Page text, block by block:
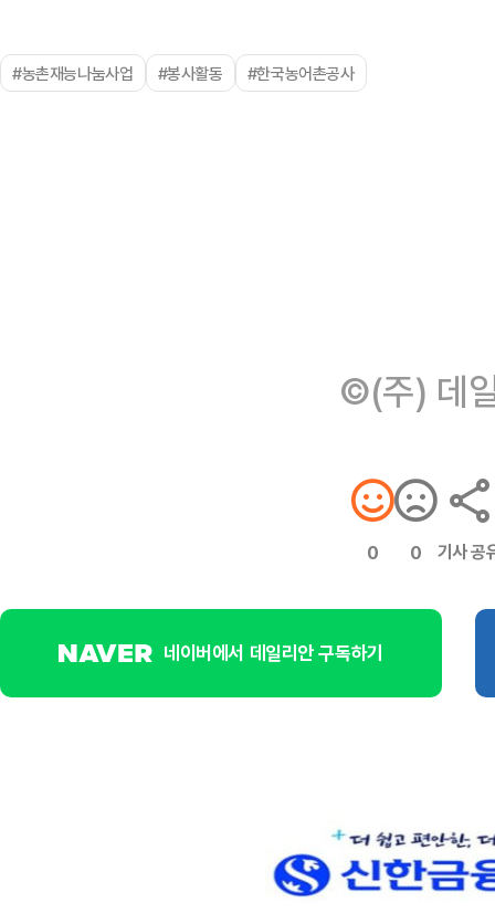
#농촌재능나눔사업 #봉사활동 #한국농어촌공사
©(주) 데
0 0 기사 공
네이버에서 데일리안 구독하기